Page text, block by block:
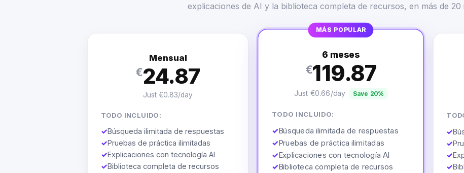
explicaciones de AI y la biblioteca completa de recursos, en más de 20
Mensual
€24.87
Just €0.83/day
TODO INCLUIDO:
✓Búsqueda ilimitada de respuestas
✓Pruebas de práctica ilimitadas
✓Explicaciones con tecnología AI
✓Biblioteca completa de recursos
MÁS POPULAR
6 meses
€119.87
Just €0.66/day Save 20%
TODO INCLUIDO:
✓Búsqueda ilimitada de respuestas
✓Pruebas de práctica ilimitadas
✓Explicaciones con tecnología AI
✓Biblioteca completa de recursos
✓
✓
✓
✓